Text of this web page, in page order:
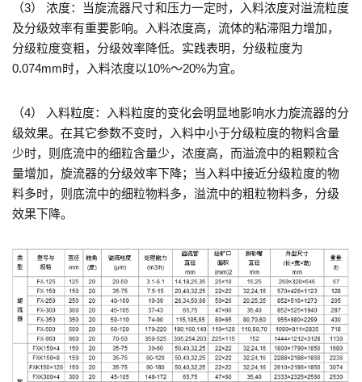
（3） 浓度：当旋流器尺寸和压力一定时，入料浓度对溢流粒度
及分级效率有重要影响。入料浓度高，流体的粘滞阻力增加，
分级粒度变粗，分级效率降低。实践表明，分级粒度为
0.074mm时，入料浓度以10%～20%为宜。
（4） 入料粒度：入料粒度的变化会明显地影响水力旋流器的分
级效果。在其它参数不变时，入料中小于分级粒度的物料含量
少时，则底流中的细粒含量少，浓度高，而溢流中的粗颗粒含
量增加，旋流器的分级效率下降；当入料中接近分级粒度的物
料多时，则底流中的细粒物料多，溢流中的粗粒物料多，分级
效果下降。